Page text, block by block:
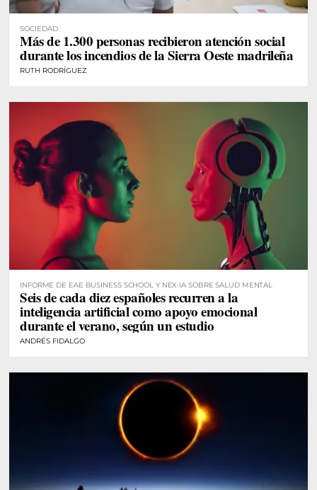
SOCIEDAD
Más de 1.300 personas recibieron atención social
durante los incendios de la Sierra Oeste madrileña
RUTH RODRÍGUEZ
INFORME DE EAE BUSINESS SCHOOL Y NEX·IA SOBRE SALUD MENTAL
Seis de cada diez españoles recurren a la
inteligencia artificial como apoyo emocional
durante el verano, según un estudio
ANDRÉS FIDALGO